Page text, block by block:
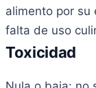
alimento por su
falta de uso
Toxicidad